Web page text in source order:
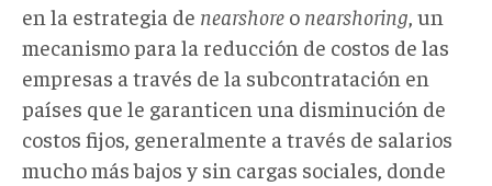
en la estrategia de nearshore o nearshoring , un
mecanismo para la reducción de costos de las
empresas a través de la subcontratación en
países que le garanticen una disminución de
costos fijos, generalmente a través de salarios
mucho más bajos y sin cargas sociales, donde